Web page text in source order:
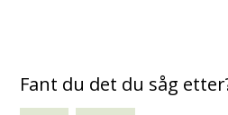
Fant du det du såg